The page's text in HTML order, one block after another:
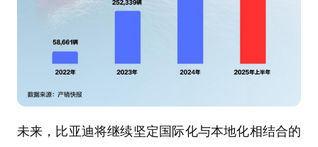
未来，比亚迪将继续坚定国际化与本地化相结合的